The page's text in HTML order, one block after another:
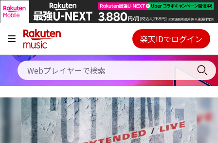
キャンペーン
料金プラン
使い方
初回30日間無料お試し
Webプレイヤー
ご契約内容の確認・変更
楽天IDでログイン